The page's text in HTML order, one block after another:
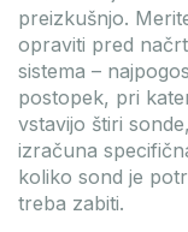
preizkušnjo.
opraviti pred
sistema –
postopek, pri
vstavijo štiri
izračuna
koliko sond je
treba zabiti.